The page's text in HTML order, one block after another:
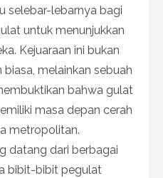
selebar-lebarnya bagi
untuk menunjukkan
Kejuaraan ini bukan
melainkan sebuah
bahwa gulat
masa depan cerah
metropolitan.
datang dari berbagai
bibit-bibit pegulat